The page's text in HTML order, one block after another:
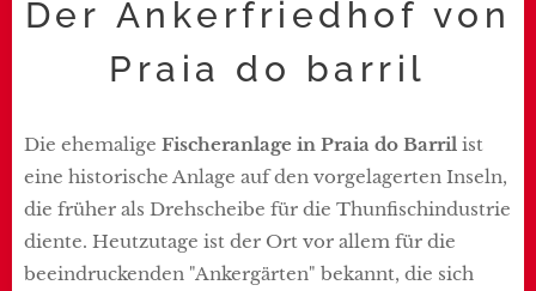
Der Ankerfriedhof von
Praia do barril
Die ehemalige Fischeranlage in Praia do Barril ist
eine historische Anlage auf den vorgelagerten Inseln,
die früher als Drehscheibe für die Thunfischindustrie
diente. Heutzutage ist der Ort vor allem für die
beeindruckenden "Ankergärten" bekannt, die sich